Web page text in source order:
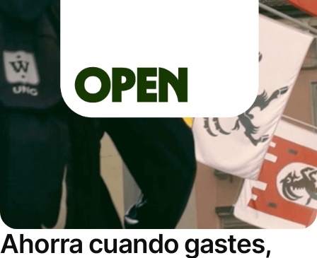
Ahorra cuando gastes,